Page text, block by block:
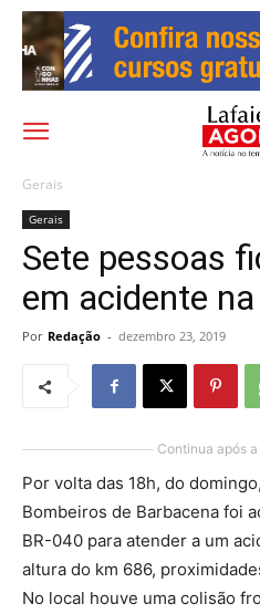
Gerais
Gerais
Sete pessoas
em acidente
Por Redação - dezembro 23, 2019
Continua após
Por volta das 18h, do
Bombeiros de Barbacena foi
BR-040 para atender a um
altura do km 686,
No local houve uma colisão